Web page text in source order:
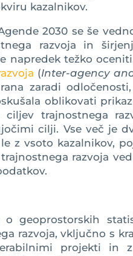
kazalnikov.
2030 se še
razvoja in
napredek težko
(Inter-agency
zaradi
oblikovati
trajnostnega
cilji. Vse več je
z vsoto kazalnikov,
razvoja
o geoprostorskih
razvoja, vključno s
projekti in